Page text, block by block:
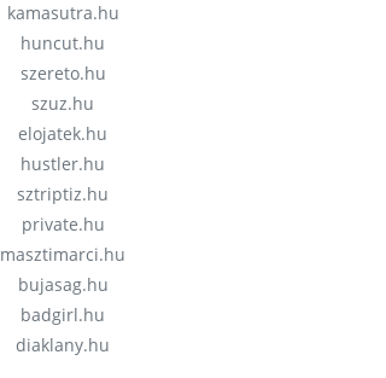
kamasutra.hu
huncut.hu
szereto.hu
szuz.hu
elojatek.hu
hustler.hu
sztriptiz.hu
private.hu
masztimarci.hu
bujasag.hu
badgirl.hu
diaklany.hu